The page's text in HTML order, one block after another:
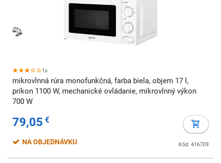
1x
mikrovlnná rúra monofunkčná, farba biela, objem 17 l,
príkon 1100 W, mechanické ovládanie, mikrovlnný výkon
700 W
79,05 €
Kód: 416709
NA OBJEDNÁVKU